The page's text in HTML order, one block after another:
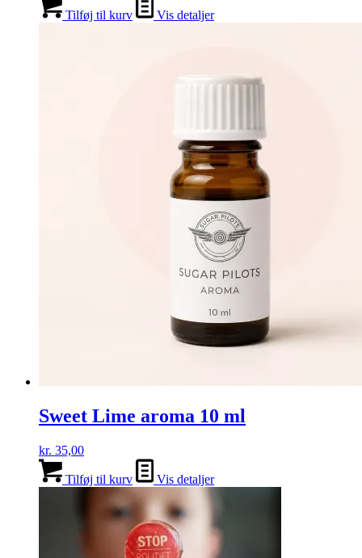
Tilføj til kurv Vis detaljer
Sweet Lime aroma 10 ml
kr. 35,00
Tilføj til kurv Vis detaljer